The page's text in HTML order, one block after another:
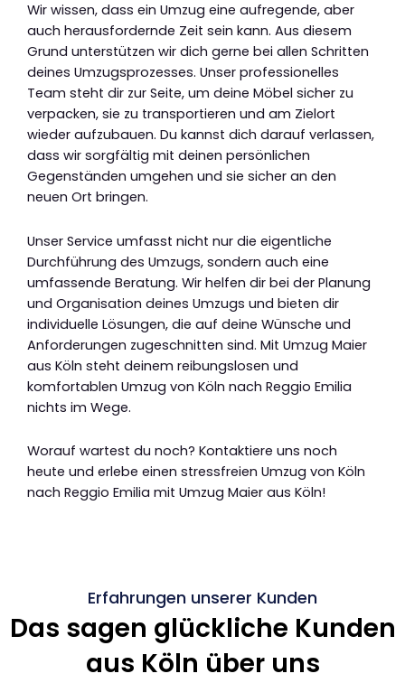
Wir wissen, dass ein Umzug eine aufregende, aber
auch herausfordernde Zeit sein kann. Aus diesem
Grund unterstützen wir dich gerne bei allen Schritten
deines Umzugsprozesses. Unser professionelles
Team steht dir zur Seite, um deine Möbel sicher zu
verpacken, sie zu transportieren und am Zielort
wieder aufzubauen. Du kannst dich darauf verlassen,
dass wir sorgfältig mit deinen persönlichen
Gegenständen umgehen und sie sicher an den
neuen Ort bringen.
Unser Service umfasst nicht nur die eigentliche
Durchführung des Umzugs, sondern auch eine
umfassende Beratung. Wir helfen dir bei der Planung
und Organisation deines Umzugs und bieten dir
individuelle Lösungen, die auf deine Wünsche und
Anforderungen zugeschnitten sind. Mit Umzug Maier
aus Köln steht deinem reibungslosen und
komfortablen Umzug von Köln nach Reggio Emilia
nichts im Wege.
Worauf wartest du noch? Kontaktiere uns noch
heute und erlebe einen stressfreien Umzug von Köln
nach Reggio Emilia mit Umzug Maier aus Köln!
Erfahrungen unserer Kunden
Das sagen glückliche Kunden
aus Köln über uns